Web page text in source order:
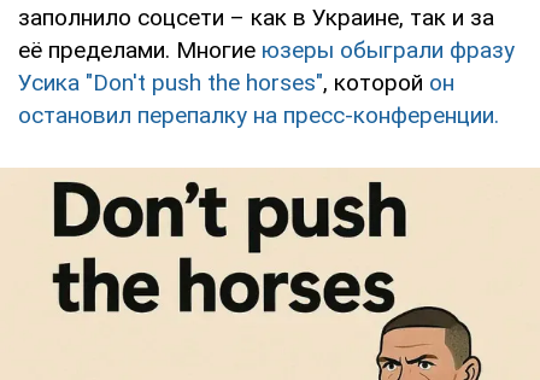
заполнило соцсети – как в Украине, так и за
её пределами. Многие юзеры обыграли фразу
Усика "Don't push the horses", которой он
остановил перепалку на пресс-конференции.